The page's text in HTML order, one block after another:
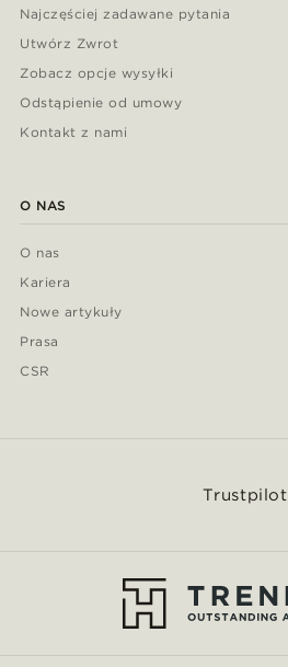
Najczęściej zadawane pytania
Utwórz Zwrot
Zobacz opcje wysyłki
Odstąpienie od umowy
Kontakt z nami
O NAS
O nas
Kariera
Nowe artykuły
Prasa
CSR
Trustpilot